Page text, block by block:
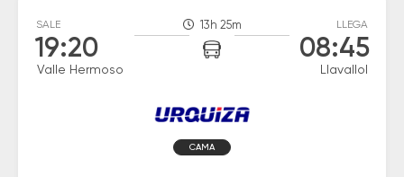
SALE
19:20
Valle Hermoso
13h 25m LLEGA
08:45
Llavallol
CAMA